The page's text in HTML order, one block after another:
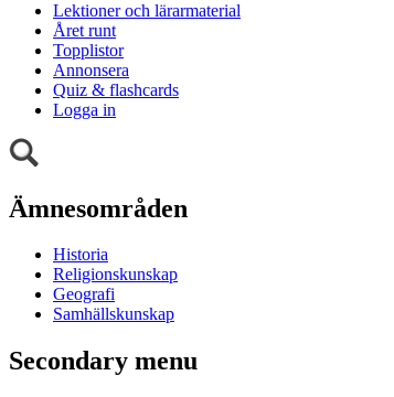
Lektioner och lärarmaterial
Året runt
Topplistor
Annonsera
Quiz & flashcards
Logga in
Ämnesområden
Historia
Religionskunskap
Geografi
Samhällskunskap
Secondary menu